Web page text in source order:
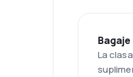
Bagaje
La